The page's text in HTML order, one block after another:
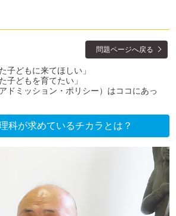
問題ページへ戻る
子どもに来てほしい」
子どもを育てたい」
ドミッション・ポリシー）はココにあっ
科が求めているチカラとは？